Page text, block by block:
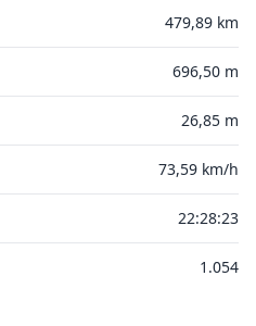
479,89 km
696,50 m
26,85 m
73,59 km/h
22:28:23
1.054